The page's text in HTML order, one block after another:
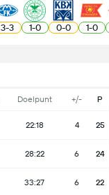
3-3 1-0 0-0 1-0
Doelpunt +/- P
22:18 4 25
28:22 6 24
33:27 6 22